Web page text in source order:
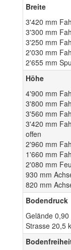
Breite
3'420 mm
3'300 mm
3'250 mm
2'030 mm
2'655 mm
Höhe
4'900 mm
3'800 mm
3'560 mm
3'420 mm
offen
2'960 mm
1'660 mm
2'080 mm
930 mm
820 mm
Bodendruck
Gelände 0,90
Strasse 20,5